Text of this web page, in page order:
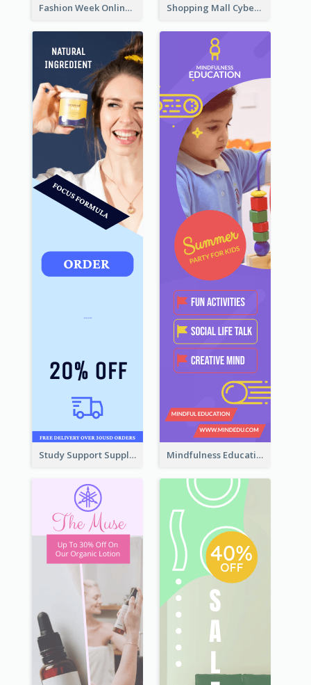
Fashion Week Online Sale Skyscraper Banner Shopping Mall Cyber Monday Sale Wide Skyscraper Banner
Study Support Supplement Wide Skyscraper Banner Design Mindfulness Education Wide Skyscraper Banner